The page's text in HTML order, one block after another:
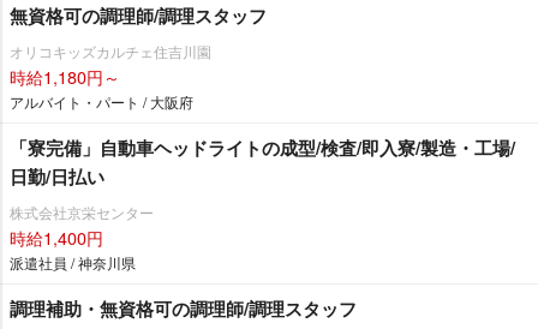
無資格可の調理師/調理スタッフ
オリコキッズカルチェ住吉川園
時給1,180円～
アルバイト・パート / 大阪府
「寮完備」自動車ヘッドライトの成型/検査/即入寮/製造・工場/
日勤/日払い
株式会社京栄センター
時給1,400円
派遣社員 / 神奈川県
調理補助・無資格可の調理師/調理スタッフ